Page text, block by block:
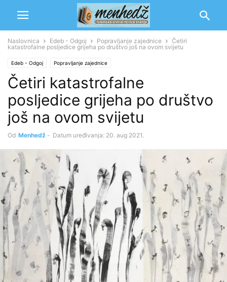
Naslovnica Edeb - Odgoj Popravljanje zajednice
Četiri
katastrofalne posljedice grijeha po društvo još na ovom svijetu
Edeb - Odgoj Popravljanje zajednice
Četiri katastrofalne
posljedice grijeha po društvo
još na ovom svijetu
Od Menhedž - Datum uređivanja: 20. aug 2021.